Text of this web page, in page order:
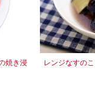
焼き浸
レンジなすの